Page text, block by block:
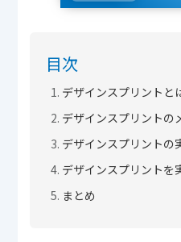
目次
デザインスプリントと
デザインスプリントの
デザインスプリントの
デザインスプリントを
まとめ